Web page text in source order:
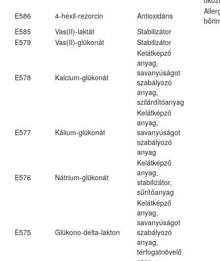
E586
4-hexil-rezorcin Antioxidáns
E585
Vas(II)-laktát
Stabilizátor
E579
Vas(II)-glükonát Stabilizátor
E578 Kalcium-glükonát
Kelátképző
anyag,
savanyúságot
szabályozó
anyag,
szilárdítóanyag
E577 Kálium-glükonát
Kelátképző
anyag,
savanyúságot
szabályozó
anyag
E576 Nátrium-glükonát
Kelátképző
anyag,
stabilizátor,
sűrítőanyag
E575 Glükono-delta-lakton
Kelátképző
anyag,
savanyúságot
szabályozó
anyag,
térfogatnövelő